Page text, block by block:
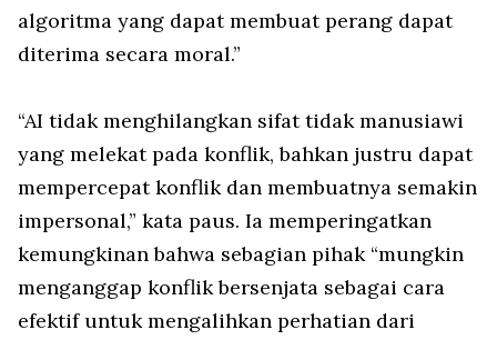
algoritma yang dapat membuat perang dapat
diterima secara moral.”
“AI tidak menghilangkan sifat tidak manusiawi
yang melekat pada konflik, bahkan justru dapat
mempercepat konflik dan membuatnya semakin
impersonal,” kata paus. Ia memperingatkan
kemungkinan bahwa sebagian pihak “mungkin
menganggap konflik bersenjata sebagai cara
efektif untuk mengalihkan perhatian dari